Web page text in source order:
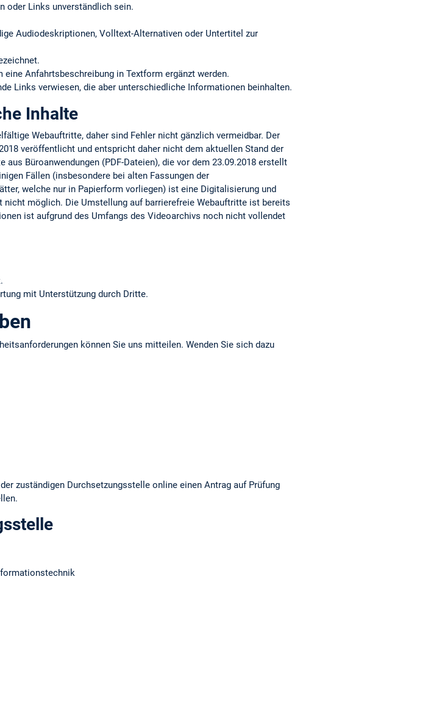
oder Links unverständlich sein.
Audiodeskriptionen, Volltext-Alternativen oder Untertitel zur
Anfahrtsbeschreibung in Textform ergänzt werden.
Links verwiesen, die aber unterschiedliche Informationen beinhalten.
Inhalte
Webauftritte, daher sind Fehler nicht gänzlich vermeidbar. Der
veröffentlicht und entspricht daher nicht dem aktuellen Stand der
Büroanwendungen (PDF-Dateien), die vor dem 23.09.2018 erstellt
Fällen (insbesondere bei alten Fassungen der
welche nur in Papierform vorliegen) ist eine Digitalisierung und
möglich. Die Umstellung auf barrierefreie Webauftritte ist bereits
ist aufgrund des Umfangs des Videoarchivs noch nicht vollendet
mit Unterstützung durch Dritte.
können Sie uns mitteilen. Wenden Sie sich dazu
zuständigen Durchsetzungsstelle online einen Antrag auf Prüfung